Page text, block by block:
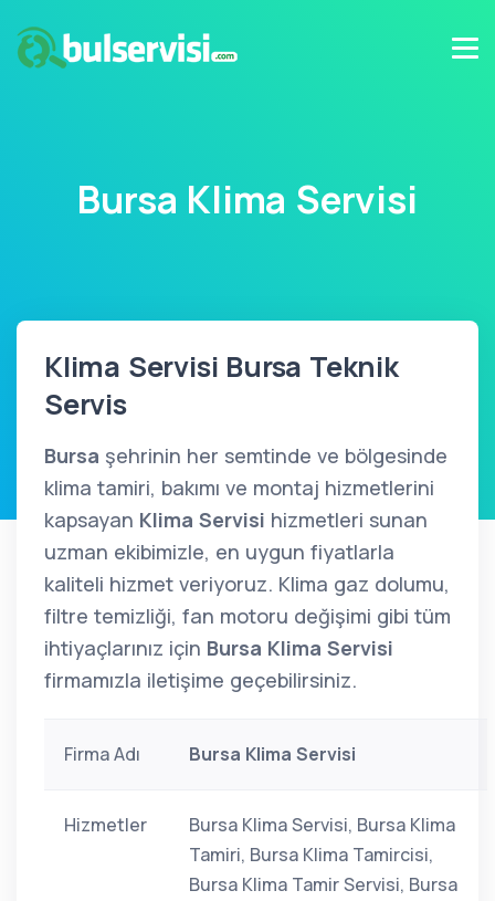
Bursa Klima Servisi
Klima Servisi Bursa Teknik
Servis
Bursa şehrinin her semtinde ve bölgesinde
klima tamiri, bakımı ve montaj hizmetlerini
kapsayan Klima Servisi hizmetleri sunan
uzman ekibimizle, en uygun fiyatlarla
kaliteli hizmet veriyoruz. Klima gaz dolumu,
filtre temizliği, fan motoru değişimi gibi tüm
ihtiyaçlarınız için Bursa Klima Servisi
firmamızla iletişime geçebilirsiniz.
Firma Adı Bursa Klima Servisi
Hizmetler
Bursa Klima Servisi, Bursa Klima
Tamiri, Bursa Klima Tamircisi,
Bursa Klima Tamir Servisi, Bursa